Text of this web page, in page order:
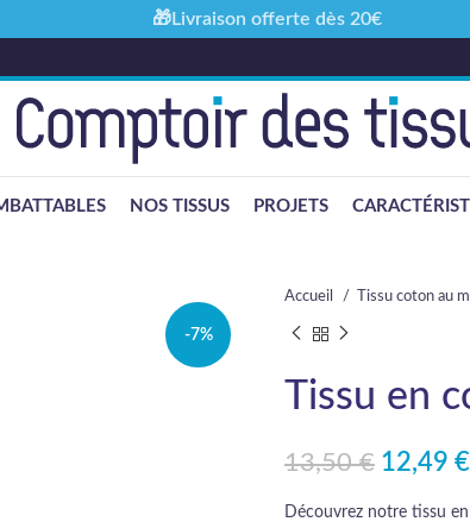
NOS TISSUS PROJETS
-7%
Accueil Tissu coton au
Tissu en
13,50€
Le prix initial était : 13,50
12,49 €
Le prix actuel est : 12,49
Découvrez notre tissu
🎁Livraison offerte dès 20€